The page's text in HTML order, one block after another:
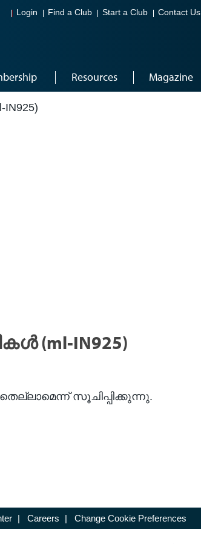
Login Find a Club Start a Club Contact Us
Resources Magazine
(ml-IN925)
സൂചിപ്പിക്കുന്നു.
| Careers | Change Cookie Preferences